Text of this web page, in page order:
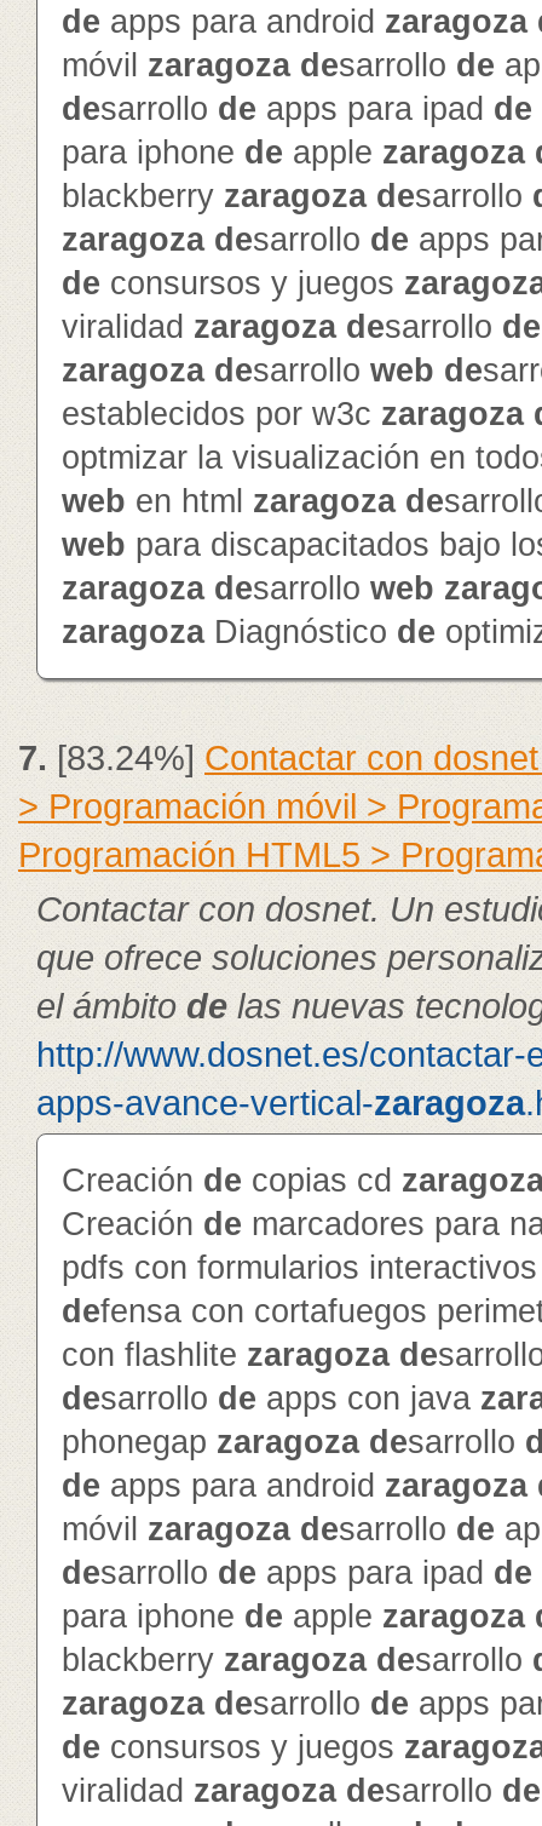
de apps para android zaragoza
móvil zaragoza desarrollo de
desarrollo de apps para ipad de
para iphone de apple zaragoza
blackberry zaragoza desarrollo
zaragoza desarrollo de apps
de consursos y juegos
viralidad zaragoza desarrollo de
zaragoza desarrollo web de
establecidos por w3c zaragoza
optmizar la visualización en
web en html zaragoza de
web para discapacitados bajo
zaragoza desarrollo web
zaragozaDiagnóstico de
7.[83.24%]Contactar con
> Programación móvil >
Programación HTML5 >
Contactar con dosnet. Un
que ofrece soluciones
el ámbito de las nuevas
http://www.dosnet.es/contactar-
apps-avance-vertical-zaragoza
Creación de copias cd
Creación de marcadores para
pdfs con formularios
defensa con cortafuegos
con flashlite zaragoza de
desarrollo de apps con java
phonegap zaragoza desarrollo
de apps para android zaragoza
móvil zaragoza desarrollo de
desarrollo de apps para ipad de
para iphone de apple zaragoza
blackberry zaragoza desarrollo
zaragoza desarrollo de apps
de consursos y juegos
viralidad zaragoza desarrollo de